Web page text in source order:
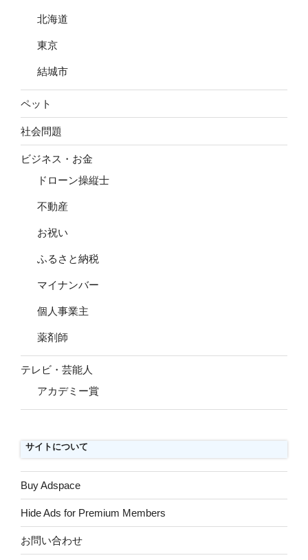
北海道
東京
結城市
ペット
社会問題
ビジネス・お金
ドローン操縦士
不動産
お祝い
ふるさと納税
マイナンバー
個人事業主
薬剤師
テレビ・芸能人
アカデミー賞
サイトについて
Buy Adspace
Hide Ads for Premium Members
お問い合わせ